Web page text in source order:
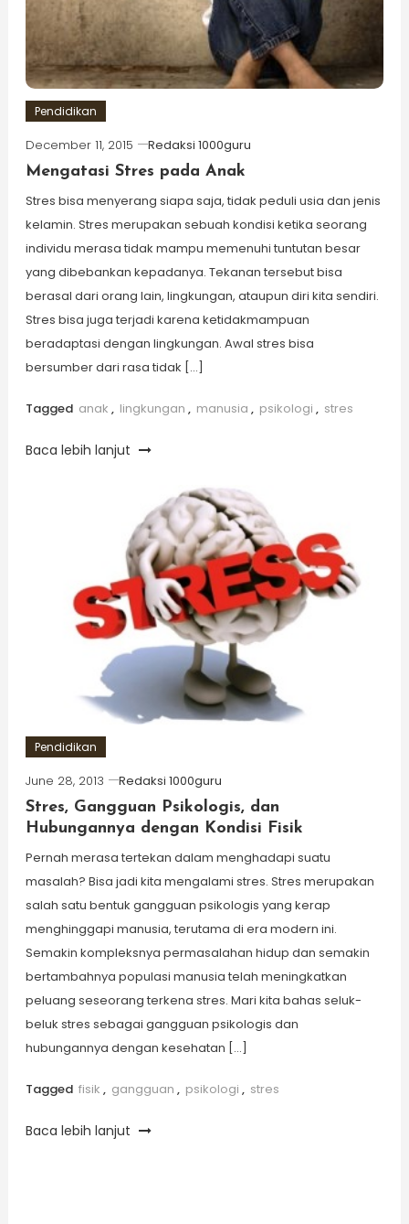
Pendidikan
December 11, 2015
Redaksi 1000guru
Mengatasi Stres pada Anak
Stres bisa menyerang siapa saja, tidak peduli usia dan jenis
kelamin. Stres merupakan sebuah kondisi ketika seorang
individu merasa tidak mampu memenuhi tuntutan besar
yang dibebankan kepadanya. Tekanan tersebut bisa
berasal dari orang lain, lingkungan, ataupun diri kita sendiri.
Stres bisa juga terjadi karena ketidakmampuan
beradaptasi dengan lingkungan. Awal stres bisa
bersumber dari rasa tidak […]
Tagged anak , lingkungan , manusia , psikologi , stres
Baca lebih lanjut
Pendidikan
June 28, 2013
Redaksi 1000guru
Stres, Gangguan Psikologis, dan
Hubungannya dengan Kondisi Fisik
Pernah merasa tertekan dalam menghadapi suatu
masalah? Bisa jadi kita mengalami stres. Stres merupakan
salah satu bentuk gangguan psikologis yang kerap
menghinggapi manusia, terutama di era modern ini.
Semakin kompleksnya permasalahan hidup dan semakin
bertambahnya populasi manusia telah meningkatkan
peluang seseorang terkena stres. Mari kita bahas seluk-
beluk stres sebagai gangguan psikologis dan
hubungannya dengan kesehatan […]
Tagged fisik , gangguan , psikologi , stres
Baca lebih lanjut